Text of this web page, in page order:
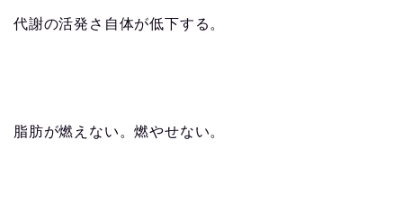
代謝の活発さ自体が低下する。
脂肪が燃えない。燃やせない。